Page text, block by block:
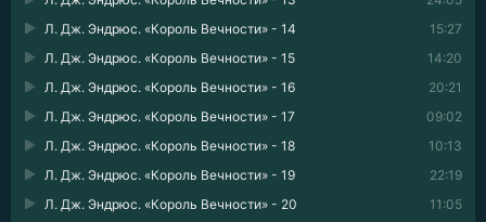
15:27
Л. Дж. Эндрюс. «Король Вечности» - 14
14:20
Л. Дж. Эндрюс. «Король Вечности» - 15
20:21
Л. Дж. Эндрюс. «Король Вечности» - 16
09:02
Л. Дж. Эндрюс. «Король Вечности» - 17
10:13
Л. Дж. Эндрюс. «Король Вечности» - 18
22:19
Л. Дж. Эндрюс. «Король Вечности» - 19
11:05
Л. Дж. Эндрюс. «Король Вечности» - 20